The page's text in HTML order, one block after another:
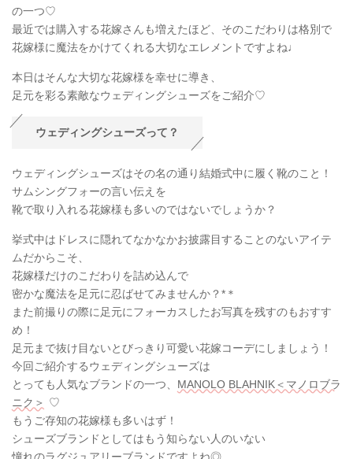
の一つ♡
最近では購入する花嫁さんも増えたほど、そのこだわりは格別で
花嫁様に魔法をかけてくれる大切なエレメントですよね♩
本日はそんな大切な花嫁様を幸せに導き、
足元を彩る素敵なウェディングシューズをご紹介♡
ウェディングシューズって？
ウェディングシューズはその名の通り結婚式中に履く靴のこと！
サムシングフォーの言い伝えを
靴で取り入れる花嫁様も多いのではないでしょうか？
挙式中はドレスに隠れてなかなかお披露目することのないアイテ
ムだからこそ、
花嫁様だけのこだわりを詰め込んで
密かな魔法を足元に忍ばせてみませんか？*＊
また前撮りの際に足元にフォーカスしたお写真を残すのもおすす
め！
足元まで抜け目ないとびっきり可愛い花嫁コーデにしましょう！
今回ご紹介するウェディングシューズは
とっても人気なブランドの一つ、 MANOLO BLAHNIK＜マノロブラ
ニク＞
♡
もうご存知の花嫁様も多いはず！
シューズブランドとしてはもう知らない人のいない